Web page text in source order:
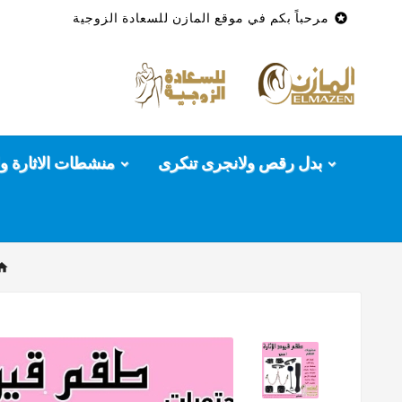
 مرحباً بكم في موقع المازن للسعادة الزوجية
بدل رقص ولانجرى تنكرى منشطات الاثارة